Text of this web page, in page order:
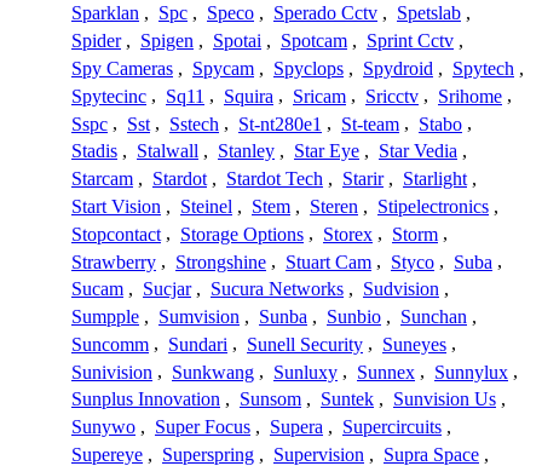
Sparklan , Spc , Speco , Sperado Cctv , Spetslab ,
Spider , Spigen , Spotai , Spotcam , Sprint Cctv ,
Spy Cameras , Spycam , Spyclops , Spydroid , Spytech ,
Spytecinc , Sq11 , Squira , Sricam , Sricctv , Srihome ,
Sspc , Sst , Sstech , St-nt280e1 , St-team , Stabo ,
Stadis , Stalwall , Stanley , Star Eye , Star Vedia ,
Starcam , Stardot , Stardot Tech , Starir , Starlight ,
Start Vision , Steinel , Stem , Steren , Stipelectronics ,
Stopcontact , Storage Options , Storex , Storm ,
Strawberry , Strongshine , Stuart Cam , Styco , Suba ,
Sucam , Sucjar , Sucura Networks , Sudvision ,
Sumpple , Sumvision , Sunba , Sunbio , Sunchan ,
Suncomm , Sundari , Sunell Security , Suneyes ,
Sunivision , Sunkwang , Sunluxy , Sunnex , Sunnylux ,
Sunplus Innovation , Sunsom , Suntek , Sunvision Us ,
Sunywo , Super Focus , Supera , Supercircuits ,
Supereye , Superspring , Supervision , Supra Space ,